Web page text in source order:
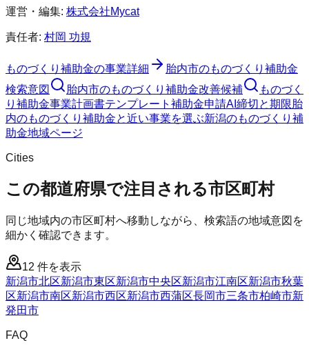
運営・編集: 株式会社Mycat
責任者: 村岡 功規
ものづくり補助金の事業詳細 胎内市のものづくり補助金
検索意図
胎内市のものづくり補助金改善候補
ものづく
り補助金事業計画書テンプレート 補助金申請AI 締切と期限胎
内のものづくり補助金と近い事業を選ぶ新潟のものづくり補
助金地域ページ
Cities
この都道府県で注目される市区町村
同じ地域内の市区町村へ移動しながら、検索語の地域意図を
細かく確認できます。
12 件を表示
新潟市北区新潟市東区新潟市中央区新潟市江南区新潟市秋葉
区新潟市南区新潟市西区新潟市西蒲区長岡市三条市柏崎市新
発田市
FAQ